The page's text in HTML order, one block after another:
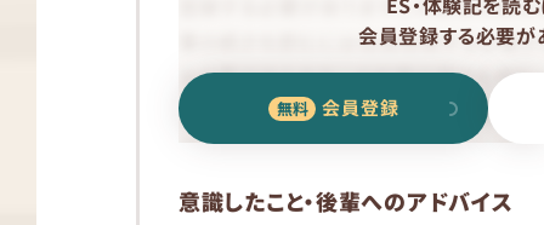
会員登録する必要が
会員登録
意識したこと・後輩へのアドバイス